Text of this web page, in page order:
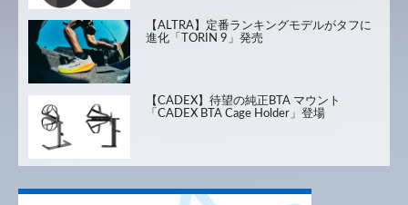
【ALTRA】定番ランキングモデルがタフに
進化「TORIN 9」発売
【CADEX】待望の純正BTA マウント
「CADEX BTA Cage Holder」登場